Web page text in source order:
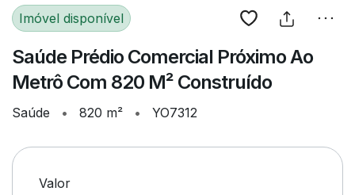
Imóvel disponível
Saúde Prédio Comercial Próximo Ao
Metrô Com 820 M² Construído
Saúde • 820 m² • YO7312
Valor